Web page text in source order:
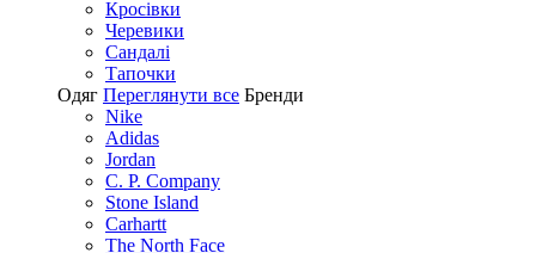
Кросівки
Черевики
Сандалі
Tапочки
Одяг Переглянути все Бренди
Nike
Adidas
Jordan
C. P. Company
Stone Island
Carhartt
The North Face